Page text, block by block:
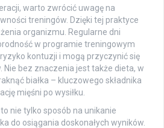
warto zwrócić uwagę na
treningów. Dzięki tej praktyce
organizmu. Regularne dni
w programie treningowym
kontuzji i mogą przyczynić się
Nie bez znaczenia jest także dieta, w
białka – kluczowego składnika
mięśni po wysiłku.
to nie tylko sposób na unikanie
do osiągania doskonałych wyników.